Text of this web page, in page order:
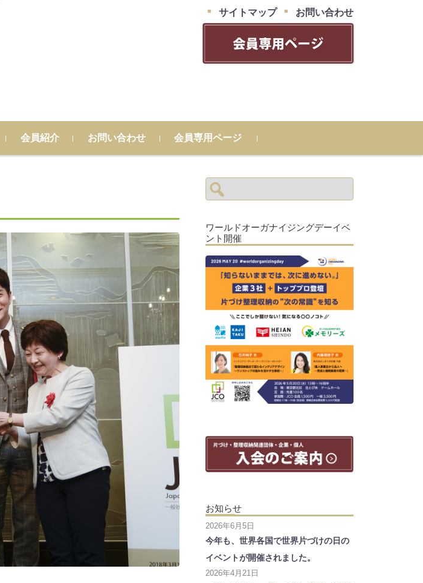
サイトマップ お問い合わせ
会員紹介 お問い合わせ 会員専用ページ
検
索:
ワールドオーガナイジングデーイベ
ント開催
お知らせ
2026年6月5日
今年も、世界各国で世界片づけの日の
イベントが開催されました。
2026年4月21日